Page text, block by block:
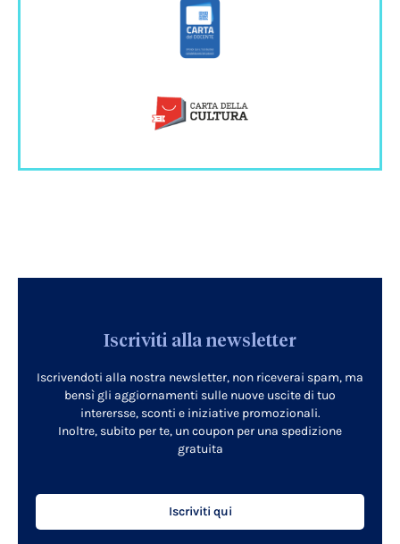
Iscriviti alla newsletter
Iscrivendoti alla nostra newsletter, non riceverai spam, ma
bensì gli aggiornamenti sulle nuove uscite di tuo
interersse, sconti e iniziative promozionali.
Inoltre, subito per te, un coupon per una spedizione
gratuita
Iscriviti qui